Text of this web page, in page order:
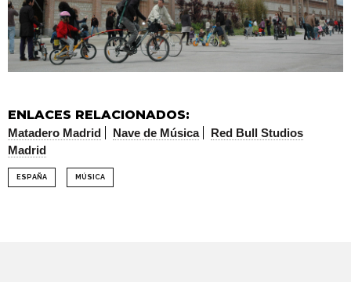
ENLACES RELACIONADOS:
Matadero Madrid Nave de Música
Red Bull Studios
Madrid
ESPAÑA MÚSICA